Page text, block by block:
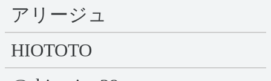
アリージュ
HIOTOTO